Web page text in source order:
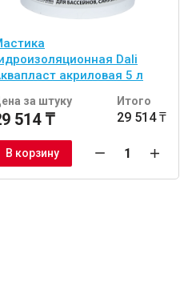
Dali
акриловая 5 л
за штуку
514 ₸
Итого
29 514 ₸
В корзину